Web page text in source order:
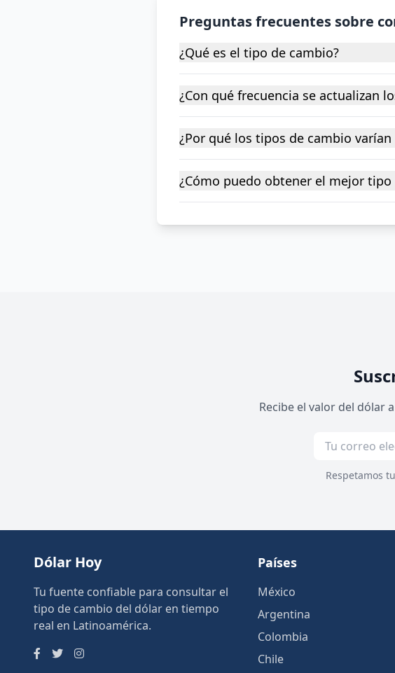
Preguntas frecuentes sobre
¿Qué es el tipo de cambio?
¿Con qué frecuencia se actualizan
¿Por qué los tipos de cambio
¿Cómo puedo obtener el mejor tipo
Recibe el valor del dólar
Respetamos
Dólar Hoy
Tu fuente confiable para consultar el
tipo de cambio del dólar en tiempo
real en Latinoamérica.
Países
México
Argentina
Colombia
Chile